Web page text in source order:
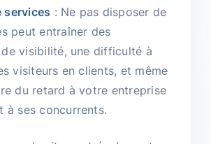
services : Ne pas disposer de
peut entraîner des
visibilité, une difficulté à
visiteurs en clients, et même
du retard à votre entreprise
à ses concurrents.